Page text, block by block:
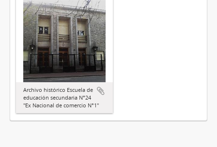
Archivo histórico Escuela de
educación secundaria N°24
"Ex Nacional de comercio N°1"